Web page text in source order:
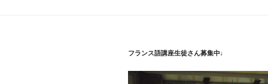
シ
ョ
フランス語講座生徒さん募集中♩
動